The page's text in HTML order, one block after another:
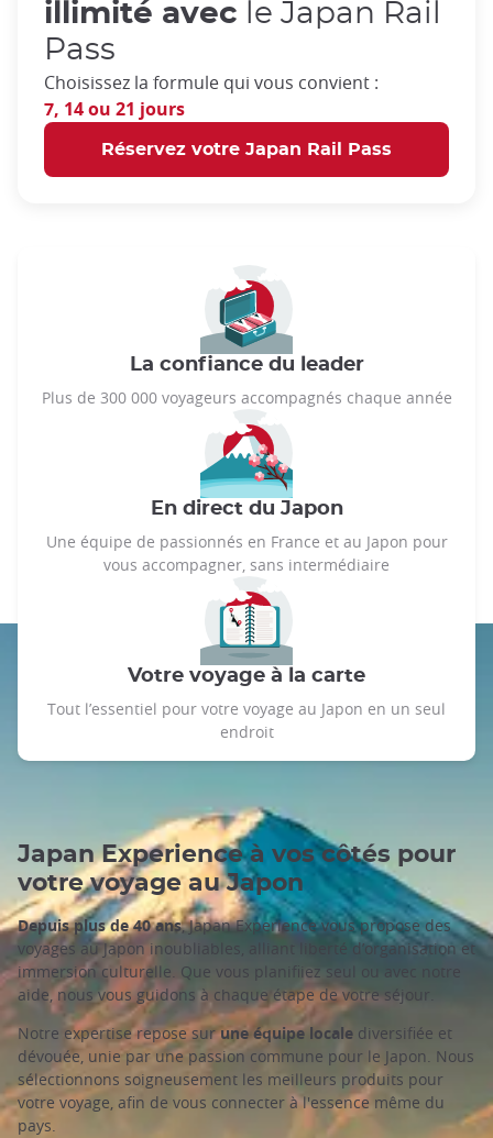
illimité avec le Japan Rail
Pass
Choisissez la formule qui vous convient :
7, 14 ou 21 jours
Réservez votre Japan Rail Pass
La confiance du leader
Plus de 300 000 voyageurs accompagnés chaque année
En direct du Japon
Une équipe de passionnés en France et au Japon pour
vous accompagner, sans intermédiaire
Votre voyage à la carte
Tout l’essentiel pour votre voyage au Japon en un seul
endroit
Japan Experience à vos côtés pour
votre voyage au Japon
Depuis plus de 40 ans, Japan Experience vous propose des
voyages au Japon inoubliables, alliant liberté d’organisation et
immersion culturelle. Que vous planifiiez seul ou avec notre
aide, nous vous guidons à chaque étape de votre séjour.
Notre expertise repose surune équipe locale diversifiée et
dévouée, unie par une passion commune pour le Japon. Nous
sélectionnons soigneusement les meilleurs produits pour
votre voyage, afin de vous connecter à l'essence même du
pays.